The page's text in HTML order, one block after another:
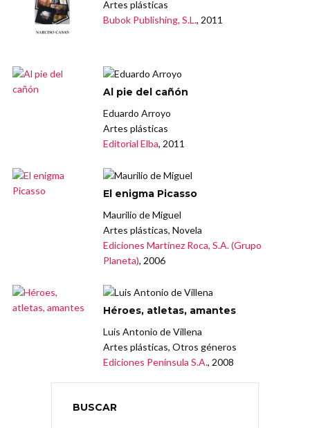
Artes plásticas
Bubok Publishing, S.L., 2011
Al pie del cañón
Eduardo Arroyo
Artes plásticas
Editorial Elba, 2011
El enigma Picasso
Maurilio de Miguel
Artes plásticas, Novela
Ediciones Martínez Roca, S.A. (Grupo
Planeta), 2006
Héroes, atletas, amantes
Luis Antonio de Villena
Artes plásticas, Otros géneros
Ediciones Península S.A., 2008
BUSCAR